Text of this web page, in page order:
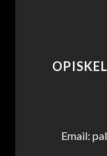
Email: